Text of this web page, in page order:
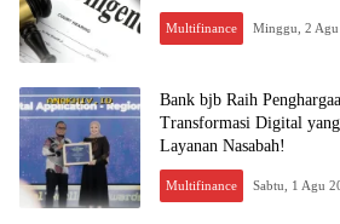
Multifinance
Bank bjb Raih
Transformasi Digital
Layanan Nasabah!
Multifinance